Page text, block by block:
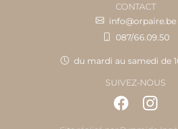
CONTACT
info@orpaire.be
087/66.09.50
du mardi au samedi de
SUIVEZ-NOUS